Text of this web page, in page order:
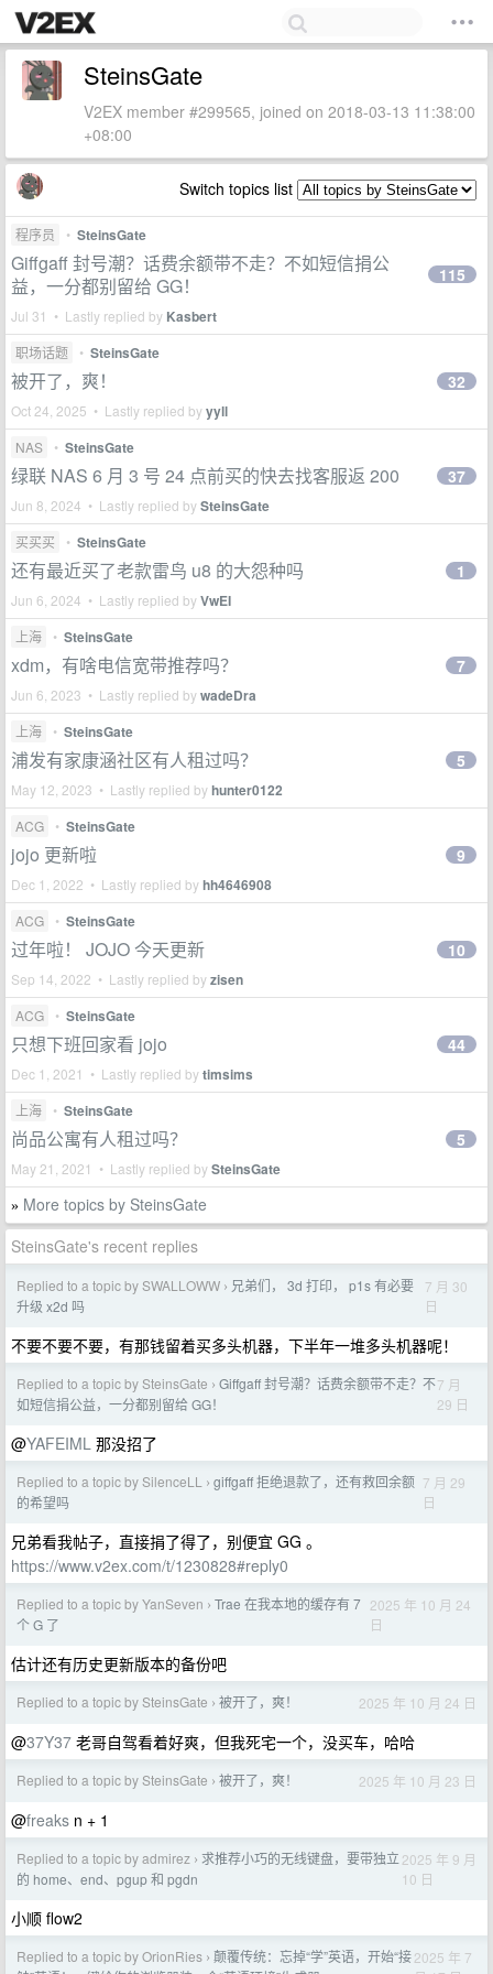
SteinsGate
V2EX member #299565, joined on 2018-03-13 11:38:00
+08:00
Switch topics list
程序员 • SteinsGate
Giffgaff 封号潮？话费余额带不走？不如短信捐公
益，一分都别留给 GG！
Jul 31 • Lastly replied by Kasbert
115
职场话题 • SteinsGate
被开了，爽！
Oct 24, 2025 • Lastly replied byyyll
32
NAS • SteinsGate
绿联 NAS 6 月 3 号 24 点前买的快去找客服返 200
Jun 8, 2024 • Lastly replied bySteinsGate
37
买买买 • SteinsGate
还有最近买了老款雷鸟 u8 的大怨种吗
Jun 6, 2024 • Lastly replied byVwEI
1
上海 • SteinsGate
xdm，有啥电信宽带推荐吗？
Jun 6, 2023 • Lastly replied bywadeDra
7
上海 • SteinsGate
浦发有家康涵社区有人租过吗？
May 12, 2023 • Lastly replied byhunter0122
5
ACG • SteinsGate
jojo 更新啦
Dec 1, 2022 • Lastly replied byhh4646908
9
ACG • SteinsGate
过年啦！ JOJO 今天更新
Sep 14, 2022 • Lastly replied byzisen
10
ACG • SteinsGate
只想下班回家看 jojo
Dec 1, 2021 • Lastly replied bytimsims
44
上海 • SteinsGate
尚品公寓有人租过吗？
May 21, 2021 • Lastly replied bySteinsGate
5
» More topics by SteinsGate
SteinsGate's recent replies
Replied to a topic by SWALLOWW › 兄弟们， 3d 打印， p1s 有必要
升级 x2d 吗
7 月 30
日
不要不要不要，有那钱留着买多头机器，下半年一堆多头机器呢！
Replied to a topic by SteinsGate › Giffgaff 封号潮？话费余额带不走？不
如短信捐公益，一分都别留给 GG！
7 月
29 日
@YAFEIML 那没招了
Replied to a topic by SilenceLL › giffgaff 拒绝退款了，还有救回余额
的希望吗
7 月 29
日
兄弟看我帖子，直接捐了得了，别便宜 GG 。
https://www.v2ex.com/t/1230828#reply0
Replied to a topic by YanSeven › Trae 在我本地的缓存有 7
个 G 了
2025 年 10 月 24
日
估计还有历史更新版本的备份吧
Replied to a topic by SteinsGate › 被开了，爽！ 2025 年 10 月 24 日
@37Y37 老哥自驾看着好爽，但我死宅一个，没买车，哈哈
Replied to a topic by SteinsGate › 被开了，爽！ 2025 年 10 月 23 日
@freaks n + 1
Replied to a topic by admirez › 求推荐小巧的无线键盘，要带独立
的 home、end、pgup 和 pgdn
2025 年 9 月
10 日
小顺 flow2
Replied to a topic by OrionRies › 颠覆传统：忘掉“学”英语，开始“接2025 年 7